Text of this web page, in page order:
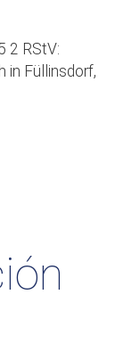
2 RStV:
in Füllinsdorf,